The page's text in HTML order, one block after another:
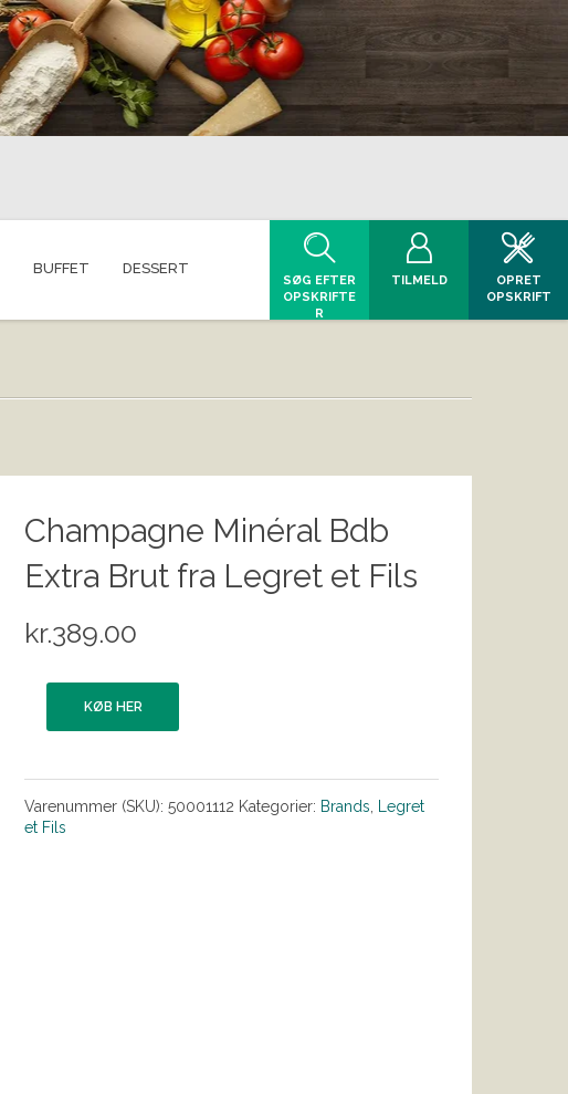
BUFFET DESSERT
SØG EFTER
OPSKRIFTE
R
TILMELD
OPRET
OPSKRIFT
Champagne Minéral Bdb
Extra Brut fra Legret et Fils
kr.389.00
KØB HER
Varenummer (SKU): 50001112 Kategorier: Brands
Legret
et Fils